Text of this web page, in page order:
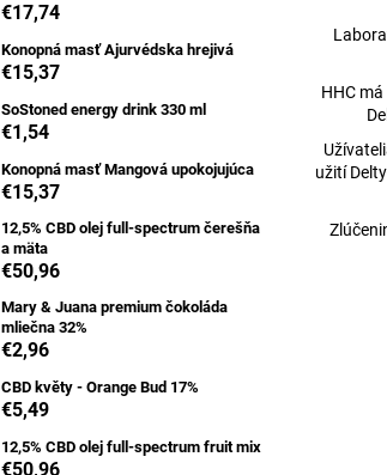
€17,74
Konopná masť Ajurvédska hrejivá
€15,37
SoStoned energy drink 330 ml
€1,54
Konopná masť Mangová upokojujúca
€15,37
12,5% CBD olej full-spectrum čerešňa
a mäta
€50,96
Mary & Juana premium čokoláda
mliečna 32%
€2,96
CBD květy - Orange Bud 17%
€5,49
12,5% CBD olej full-spectrum fruit mix
€50,96
HHC
užití